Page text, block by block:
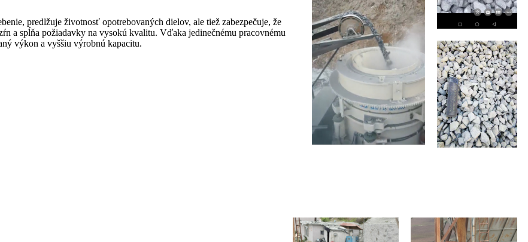
predlžuje životnosť opotrebovaných dielov, ale tiež zabezpečuje, že
a spĺňa požiadavky na vysokú kvalitu. Vďaka jedinečnému pracovnému
výkon a vyššiu výrobnú kapacitu.